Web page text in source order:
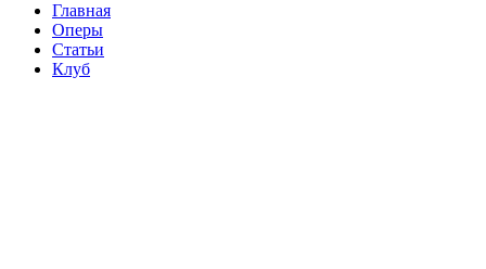
Главная
Оперы
Статьи
Клуб